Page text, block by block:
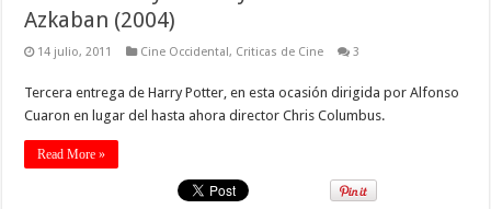
Azkaban (2004)
14 julio, 2011 Cine Occidental, Criticas de Cine 3
Tercera entrega de Harry Potter, en esta ocasión dirigida por Alfonso
Cuaron en lugar del hasta ahora director Chris Columbus.
Read More »